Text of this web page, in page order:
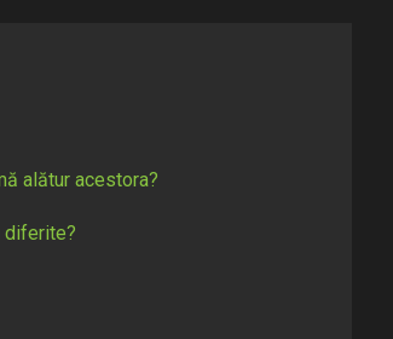
alătur acestora?
diferite?